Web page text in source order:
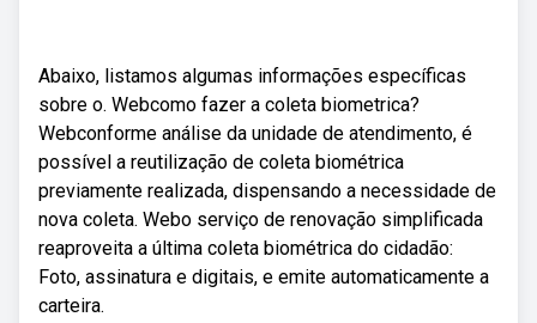
Abaixo, listamos algumas informações específicas
sobre o. Webcomo fazer a coleta biometrica?
Webconforme análise da unidade de atendimento, é
possível a reutilização de coleta biométrica
previamente realizada, dispensando a necessidade de
nova coleta. Webo serviço de renovação simplificada
reaproveita a última coleta biométrica do cidadão:
Foto, assinatura e digitais, e emite automaticamente a
carteira.